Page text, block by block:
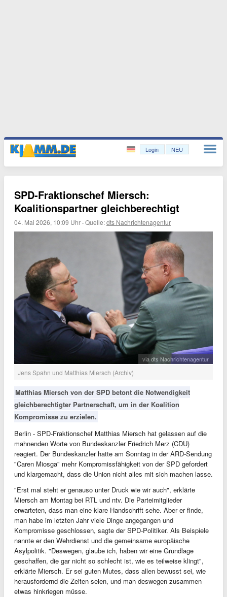
Login NEU
SPD-Fraktionschef Miersch:
Koalitionspartner gleichberechtigt
04. Mai 2026, 10:09 Uhr ·Quelle:dts Nachrichtenagentur
via dts Nachrichtenagentur
Jens Spahn und Matthias Miersch (Archiv)
Matthias Miersch von der SPD betont die Notwendigkeit
gleichberechtigter Partnerschaft, um in der Koalition
Kompromisse zu erzielen.
Berlin - SPD-Fraktionschef Matthias Miersch hat gelassen auf die
mahnenden Worte von Bundeskanzler Friedrich Merz (CDU)
reagiert. Der Bundeskanzler hatte am Sonntag in der ARD-Sendung
"Caren Miosga" mehr Kompromissfähigkeit von der SPD gefordert
und klargemacht, dass die Union nicht alles mit sich machen lasse.
"Erst mal steht er genauso unter Druck wie wir auch", erklärte
Miersch am Montag bei RTL und ntv. Die Parteimitglieder
erwarteten, dass man eine klare Handschrift sehe. Aber er finde,
man habe im letzten Jahr viele Dinge angegangen und
Kompromisse geschlossen, sagte der SPD-Politiker. Als Beispiele
nannte er den Wehrdienst und die gemeinsame europäische
Asylpolitik. "Deswegen, glaube ich, haben wir eine Grundlage
geschaffen, die gar nicht so schlecht ist, wie es teilweise klingt",
erklärte Miersch. Er sei guten Mutes, dass allen bewusst sei, wie
herausfordernd die Zeiten seien, und man deswegen zusammen
etwas hinkriegen müsse.